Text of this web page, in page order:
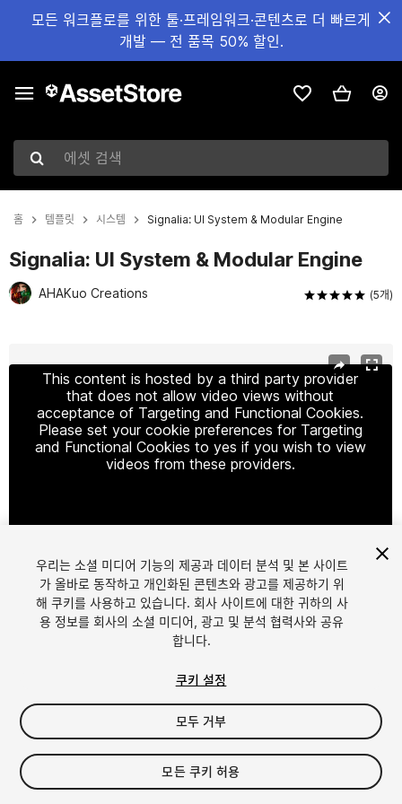
모든 워크플로를 위한 툴·프레임워크·콘텐츠로 더 빠르게
개발 — 전 품목 50% 할인.
에셋 검색
홈 템플릿 시스템 Signalia: UI System & Modular Engine
Signalia: UI System & Modular Engine
AHAKuo Creations (5개)
This content is hosted by a third party provider
that does not allow video views without
acceptance of Targeting and Functional Cookies.
Please set your cookie preferences for Targeting
and Functional Cookies to yes if you wish to view
videos from these providers.
1/11
$49.99
세금/부가세는 결제 시 반영됩니다.
우리는 소셜 미디어 기능의 제공과 데이터 분석 및 본 사이트
가 올바로 동작하고 개인화된 콘텐츠와 광고를 제공하기 위
해 쿠키를 사용하고 있습니다. 회사 사이트에 대한 귀하의 사
용 정보를 회사의 소셜 미디어, 광고 및 분석 협력사와 공유
합니다.
쿠키 설정
모두 거부
모든 쿠키 허용